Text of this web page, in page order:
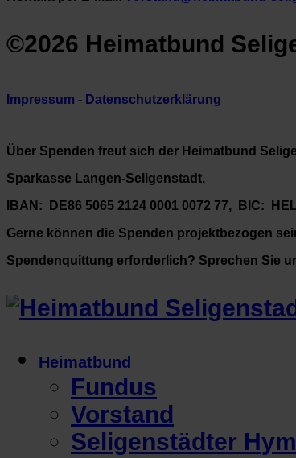
©2026 Heimatbund
Impressum - Datenschutzerklärung
Über Spenden freut sich der Heimatbund
Sparkasse Langen-Seligenstadt,
IBAN: DE86 5065 2124 0001 0072 77, BIC:
Gerne können die Spenden projektbezogen
Spendenquittung erforderlich? Sprechen Sie
Heimatbund
Fundus
Vorstand
Seligenstädter